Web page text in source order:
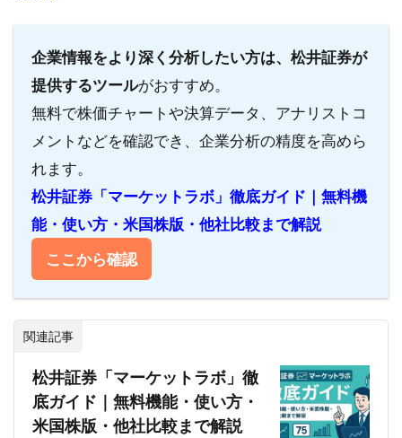
移
2.8
株主
1. 2025
年3月期
の配当
予想
企業情報をより深く分析したい方は、松井証券が
提供するツールがおすすめ。
無料で株価チャートや決算データ、アナリストコ
メントなどを確認でき、企業分析の精度を高めら
れます。
松井証券「マーケットラボ」徹底ガイド｜無料機
能・使い方・米国株版・他社比較まで解説
ここから確認
関連記事
松井証券「マーケットラボ」徹
底ガイド｜無料機能・使い方・
米国株版・他社比較まで解説